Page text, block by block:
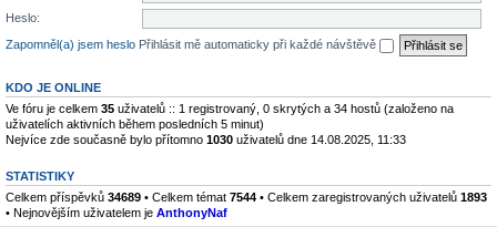
Heslo:
Zapomněl(a) jsem heslo Přihlásit mě automaticky při každé návštěvě
KDO JE ONLINE
Ve fóru je celkem 35 uživatelů :: 1 registrovaný, 0 skrytých a 34 hostů (založeno na
uživatelích aktivních během posledních 5 minut)
Nejvíce zde současně bylo přítomno 1030 uživatelů dne 14.08.2025, 11:33
STATISTIKY
Celkem příspěvků 34689 • Celkem témat 7544 • Celkem zaregistrovaných uživatelů 1893
• Nejnovějším uživatelem je AnthonyNaf